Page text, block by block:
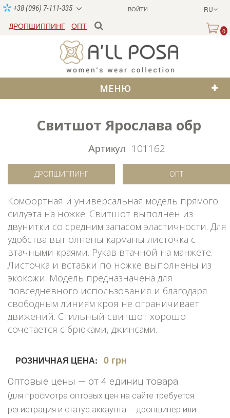
ВОЙТИ RU
+38 (096) 7-111-335
ДРОПШИППИНГ ОПТ
0
МЕНЮ
Свитшот Ярослава обр
Артикул 101162
ДРОПШИППИНГ ОПТ
Комфортная и универсальная модель прямого
силуэта на ножке. Свитшот выполнен из
двунитки со средним запасом эластичности. Для
удобства выполнены карманы листочка с
втачными краями. Рукав втачной на манжете.
Листочка и вставки по ножке выполнены из
экокожи. Модель предназначена для
повседневного использования и благодаря
свободным линиям кроя не ограничивает
движений. Стильный свитшот хорошо
сочетается с брюками, джинсами.
РОЗНИЧНАЯ ЦЕНА: 0 грн
Оптовые цены — от 4 единиц товара
(для просмотра оптовых цен на сайте требуется
регистрация и статус аккаунта — дропшипер или